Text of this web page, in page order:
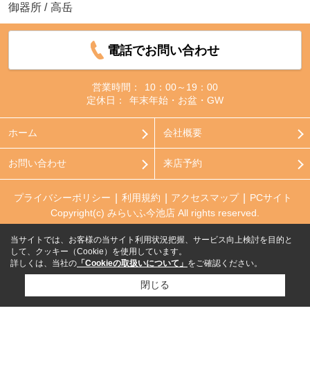
御器所 / 高岳
電話でお問い合わせ
営業時間：
10：00～19：00
定休日：
年末年始・お盆・GW
ホーム 会社概要
お問い合わせ 来店予約
プライバシーポリシー 利用規約 アクセスマップ
PCサイト
Copyright(c) みらいふ今池店 All rights reserved.
当サイトでは、お客様の当サイト利用状況把握、サービス向上検討を目的と
して、クッキー（Cookie）を使用しています。
詳しくは、当社の 「Cookieの取扱いについて」 をご確認ください。
閉じる